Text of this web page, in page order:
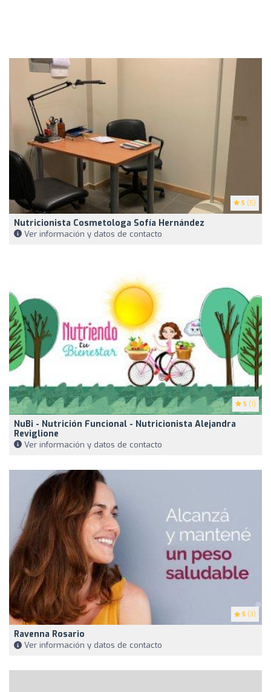
5 (5)
Nutricionista Cosmetologa Sofía Hernández
Ver información y datos de contacto
5 (1)
NuBi - Nutrición Funcional - Nutricionista Alejandra
Reviglione
Ver información y datos de contacto
5 (3)
Ravenna Rosario
Ver información y datos de contacto